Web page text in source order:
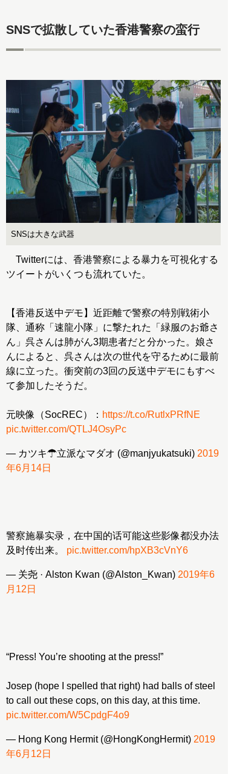
SNSで拡散していた香港警察の蛮行
SNSは大きな武器
Twitterには、香港警察による暴力を可視化する
ツイートがいくつも流れていた。
【香港反送中デモ】近距離で警察の特別戦術小
隊、通称「速龍小隊」に撃たれた「緑服のお爺さ
ん」呉さんは肺がん3期患者だと分かった。娘さ
んによると、呉さんは次の世代を守るために最前
線に立った。衝突前の3回の反送中デモにもすべ
て参加したそうだ。
元映像（SocREC）： https://t.co/RutlxPRfNE
pic.twitter.com/QTLJ4OsyPc
— カツキ☂立派なマダオ (@manjyukatsuki) 2019
年6月14日
警察施暴实录，在中国的话可能这些影像都没办法
及时传出来。 pic.twitter.com/hpXB3cVnY6
— 关尧 · Alston Kwan (@Alston_Kwan) 2019年6
月12日
“Press! You’re shooting at the press!”
Josep (hope I spelled that right) had balls of steel
to call out these cops, on this day, at this time.
pic.twitter.com/W5CpdgF4o9
— Hong Kong Hermit (@HongKongHermit) 2019
年6月12日